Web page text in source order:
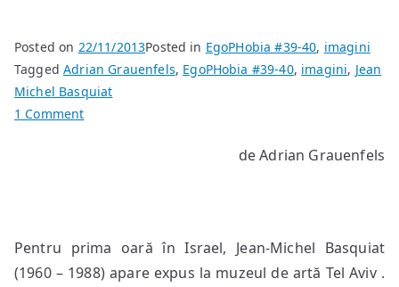
Posted on 22/11/2013Posted in EgoPHobia #39-40, imagini
TaggedAdrian Grauenfels, EgoPHobia #39-40, imagini, Jean
Michel Basquiat
1 Commenton
Tel
Aviv
de Adrian Grauenfels
Pentru prima oară în Israel, Jean-Michel Basquiat
(1960 – 1988) apare expus la muzeul de artă Tel Aviv .